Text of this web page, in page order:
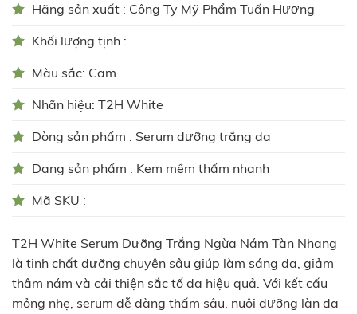
Hãng sản xuất : Công Ty Mỹ Phẩm Tuấn Hương
Khối lượng tịnh :
Màu sắc: Cam
Nhãn hiệu: T2H White
Dòng sản phẩm : Serum dưỡng trắng da
Dạng sản phẩm : Kem mềm thấm nhanh
Mã SKU :
T2H White Serum Dưỡng Trắng Ngừa Nám Tàn Nhang
là tinh chất dưỡng chuyên sâu giúp làm sáng da, giảm
thâm nám và cải thiện sắc tố da hiệu quả. Với kết cấu
mỏng nhẹ, serum dễ dàng thấm sâu, nuôi dưỡng làn da